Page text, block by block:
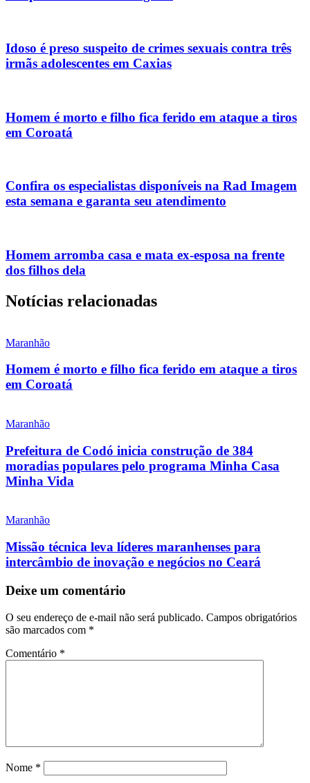
Idoso é preso suspeito de crimes sexuais contra três
irmãs adolescentes em Caxias
Homem é morto e filho fica ferido em ataque a tiros
em Coroatá
Confira os especialistas disponíveis na Rad Imagem
esta semana e garanta seu atendimento
Homem arromba casa e mata ex-esposa na frente
dos filhos dela
Notícias relacionadas
Maranhão
Homem é morto e filho fica ferido em ataque a tiros
em Coroatá
Maranhão
Prefeitura de Codó inicia construção de 384
moradias populares pelo programa Minha Casa
Minha Vida
Maranhão
Missão técnica leva líderes maranhenses para
intercâmbio de inovação e negócios no Ceará
Deixe um comentário
O seu endereço de e-mail não será publicado. Campos obrigatórios
são marcados com *
Comentário *
Nome *